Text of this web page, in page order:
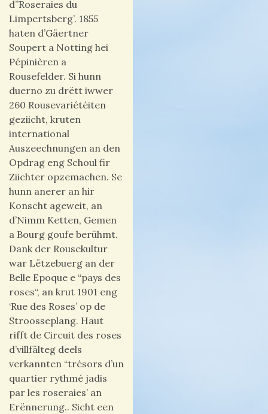
d’’Roseraies du
Limpertsberg’. 1855
haten d’Gäertner
Soupert a Notting hei
Pépinièren a
Rousefelder. Si hunn
duerno zu drëtt iwwer
260 Rousevariétéiten
geziicht, kruten
international
Auszeechnungen an den
Opdrag eng Schoul fir
Ziichter opzemachen. Se
hunn anerer an hir
Konscht ageweit, an
d’Nimm Ketten, Gemen
a Bourg goufe berühmt.
Dank der Rousekultur
war Lëtzebuerg an der
Belle Epoque e “pays des
roses“, an krut 1901 eng
‘Rue des Roses’ op de
Stroosseplang. Haut
rifft de Circuit des roses
d’villfälteg deels
verkannten “trésors d’un
quartier rythmé jadis
par les roseraies’ an
Erënnerung.. Sicht een